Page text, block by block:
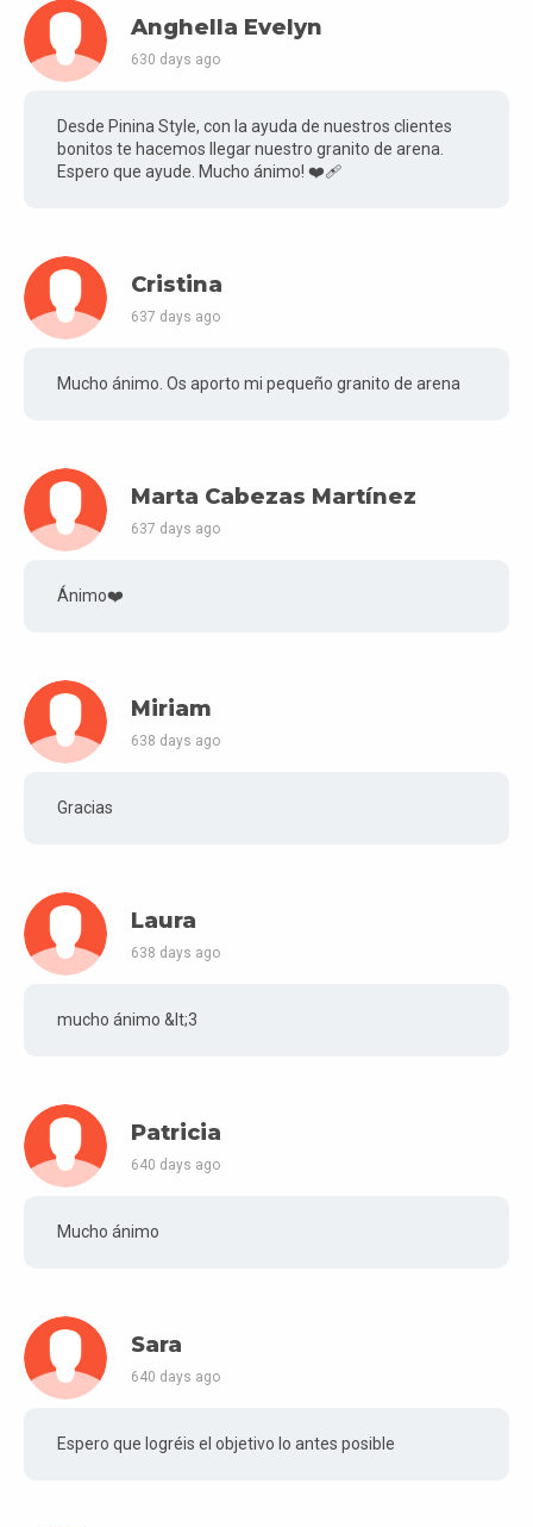
Anghella Evelyn
630 days ago
Desde Pinina Style, con la ayuda de nuestros clientes
bonitos te hacemos llegar nuestro granito de arena.
Espero que ayude. Mucho ánimo! ❤️‍🩹
Cristina
637 days ago
Mucho ánimo. Os aporto mi pequeño granito de arena
Marta Cabezas Martínez
637 days ago
Ánimo❤️
Miriam
638 days ago
Gracias
Laura
638 days ago
mucho ánimo &lt;3
Patricia
640 days ago
Mucho ánimo
Sara
640 days ago
Espero que logréis el objetivo lo antes posible